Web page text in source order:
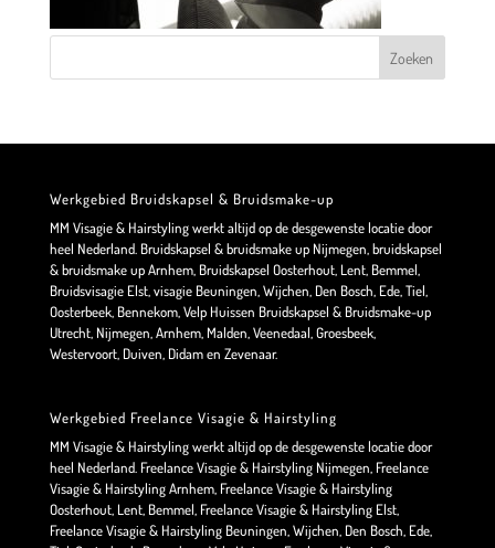
Werkgebied Bruidskapsel & Bruidsmake-up
MM Visagie & Hairstyling werkt altijd op de desgewenste locatie door
heel Nederland. Bruidskapsel & bruidsmake up Nijmegen, bruidskapsel
& bruidsmake up Arnhem, Bruidskapsel Oosterhout, Lent, Bemmel,
Bruidsvisagie Elst, visagie Beuningen, Wijchen, Den Bosch, Ede, Tiel,
Oosterbeek, Bennekom, Velp Huissen Bruidskapsel & Bruidsmake-up
Utrecht, Nijmegen, Arnhem, Malden, Veenedaal, Groesbeek,
Westervoort, Duiven, Didam en Zevenaar.
Werkgebied Freelance Visagie & Hairstyling
MM Visagie & Hairstyling werkt altijd op de desgewenste locatie door
heel Nederland. Freelance Visagie & Hairstyling Nijmegen, Freelance
Visagie & Hairstyling Arnhem, Freelance Visagie & Hairstyling
Oosterhout, Lent, Bemmel, Freelance Visagie & Hairstyling Elst,
Freelance Visagie & Hairstyling Beuningen, Wijchen, Den Bosch, Ede,